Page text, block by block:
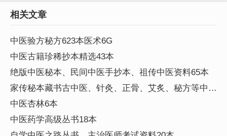
相关文章
中医验方秘方623本医术6G
中医古籍珍稀抄本精选43本
绝版中医秘本、民间中医手抄本、祖传中医资料65本
家传秘本藏书古中医、针灸、正骨、艾炙、秘方等中医
资料245本
中医杏林6本
中医药学高级丛书18本